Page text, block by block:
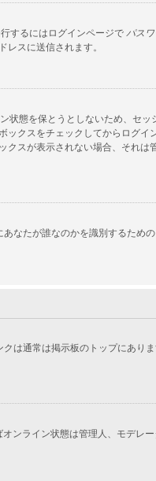
するにはログインページで パス
スに送信されます。
状態を保とうとしないため、セ
クスをチェックしてからログイ
スが表示されない場合、それは
なたが誰なのかを識別するため
は通常は掲示板のトップにあり
ンライン状態は管理人、モデレ